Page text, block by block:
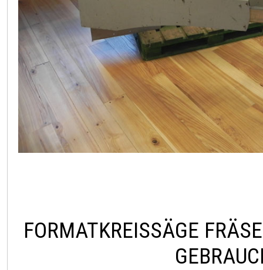
FORMATKREISSÄGE